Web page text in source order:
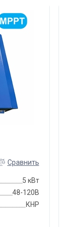
Сравнить
5 кВт
48-120В
КНР